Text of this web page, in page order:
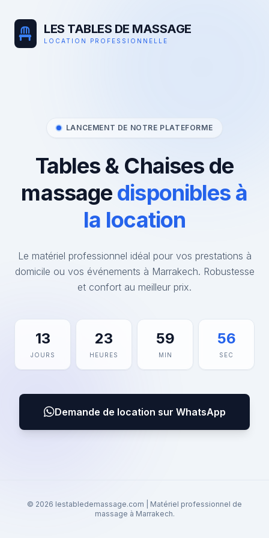
LES TABLES DE MASSAGE
LOCATION PROFESSIONNELLE
LANCEMENT DE NOTRE PLATEFORME
Tables & Chaises de
massage disponibles à
la location
Le matériel professionnel idéal pour vos prestations à
domicile ou vos événements à Marrakech. Robustesse
et confort au meilleur prix.
13
JOURS
23
HEURES
59
MIN
56
SEC
Demande de location sur WhatsApp
© 2026 lestabledemassage.com | Matériel professionnel de
massage à Marrakech.